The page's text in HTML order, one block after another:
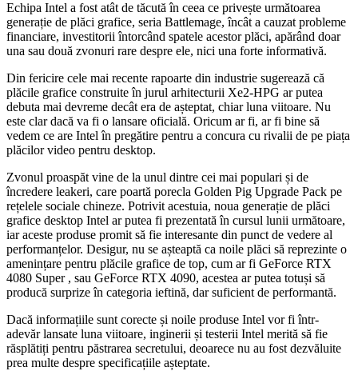
Echipa Intel a fost atât de tăcută în ceea ce privește următoarea
generație de plăci grafice, seria Battlemage, încât a cauzat probleme
financiare, investitorii întorcând spatele acestor plăci, apărând doar
una sau două zvonuri rare despre ele, nici una forte informativă.
Din fericire cele mai recente rapoarte din industrie sugerează că
plăcile grafice construite în jurul arhitecturii Xe2-HPG ar putea
debuta mai devreme decât era de așteptat, chiar luna viitoare. Nu
este clar dacă va fi o lansare oficială. Oricum ar fi, ar fi bine să
vedem ce are Intel în pregătire pentru a concura cu rivalii de pe piața
plăcilor video pentru desktop.
Zvonul proaspăt vine de la unul dintre cei mai populari și de
încredere leakeri, care poartă porecla Golden Pig Upgrade Pack pe
rețelele sociale chineze. Potrivit acestuia, noua generație de plăci
grafice desktop Intel ar putea fi prezentată în cursul lunii următoare,
iar aceste produse promit să fie interesante din punct de vedere al
performanțelor. Desigur, nu se așteaptă ca noile plăci să reprezinte o
amenințare pentru plăcile grafice de top, cum ar fi GeForce RTX
4080 Super , sau GeForce RTX 4090, acestea ar putea totuși să
producă surprize în categoria ieftină, dar suficient de performantă.
Dacă informațiile sunt corecte și noile produse Intel vor fi într-
adevăr lansate luna viitoare, inginerii și testerii Intel merită să fie
răsplătiți pentru păstrarea secretului, deoarece nu au fost dezvăluite
prea multe despre specificațiile așteptate.